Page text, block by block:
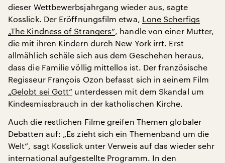
dieser Wettbewerbsjahrgang wieder aus, sagte
Kosslick. Der Eröffnungsfilm etwa, Lone Scherfigs
„The Kindness of Strangers“, handle von einer Mutter,
die mit ihren Kindern durch New York irrt. Erst
allmählich schäle sich aus dem Geschehen heraus,
dass die Familie völlig mittellos ist. Der französische
Regisseur François Ozon befasst sich in seinem Film
„Gelobt sei Gott“ unterdessen mit dem Skandal um
Kindesmissbrauch in der katholischen Kirche.
Auch die restlichen Filme greifen Themen globaler
Debatten auf: „Es zieht sich ein Themenband um die
Welt“, sagt Kosslick unter Verweis auf das wieder sehr
international aufgestellte Programm. In den